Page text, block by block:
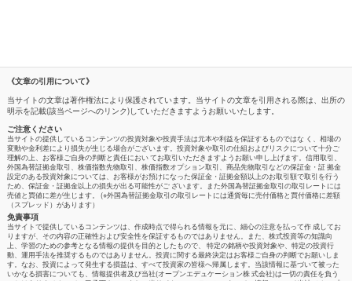
《文章の引用について》
当サイトの文章は著作権法により保護されています。当サイトの文章を引用される際は、出所の
明示を記載(該当ページへのリンク)していただきますようお願いいたします。
ご注意ください
当サイトの提供しているコンテンツの投資対象や投資手法は元本や利益を保証するものではな く、相場の
変動や金利差により損失が生じる場合がございます。投資対象や取引の仕組およびリスクについて十分ご
理解の上、お客様ご自身の判断と責任におい てお取引いただきますようお願い申し上げます。信用取引、
外国為替証拠金取引、株価指数先物取引、株価指数オプション取引、商品先物取引などの保証金・証 拠金
設定のある投資対象については、お客様がお預けになった保証金・証拠金額以上のお取引額で取引を行う
ため、保証金・証拠金以上の損失が出る可能性がご ざいます。また外国為替証拠金取引の取引レートには
売値と買値に差が生じます。 (※外国為替証拠金取引の取引レートには通貨毎に売付価格と買付価格に差額
（スプレッド）があります）
免責事項
当サイトで提供しているコンテンツは、作成時点で得られる情報を元に、細心の注意を払って作 成してお
りますが、その内容の正確性および安全性を保証するものではありません。また、株式投資等の知識向
上、学習のための参考となる情報の提供を目的としたもので、 特定の銘柄や投資対象や、特定の投資行
動、運用手法を推奨するものではありません。投資に関する最終決定はお客様ご自身の判断でお願いしま
す。なお、投資によって発生する損益は、すべて投資家の皆様へ帰属します。当該情報に基づいて被った
いかなる損害についても、情報提供者及び当社(オープンエデュケーション株 式会社)は一切の責任を負う